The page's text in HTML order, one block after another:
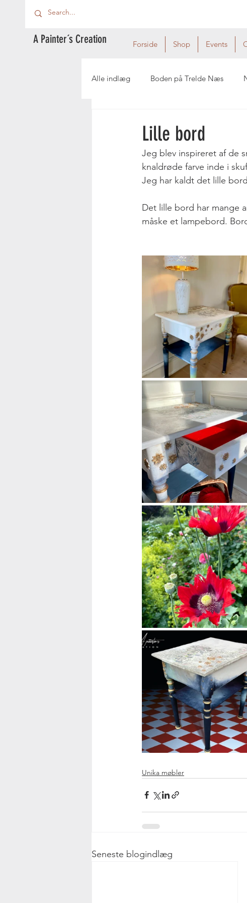
A Painter´s Creation Forside Shop Events
Alle indlæg Boden på Trelde Næs
Lille bord
Jeg blev inspireret af de
knaldrøde farve inde i
Jeg har kaldt det lille
Det lille bord har mange
måske et lampebord.
Unika møbler
Seneste blogindlæg